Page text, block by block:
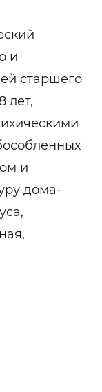
и
старшего
лет,
и
дома-